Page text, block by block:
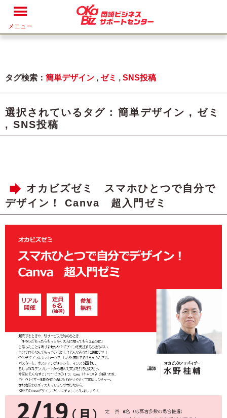
メニュー
タグ検索： 簡単デザイン , ゼミ , SNS投稿
選択されているタグ : 簡単デザイン , ゼミ
, SNS投稿
オカビズゼミ スマホひとつで自分で
デザイン！ Canva 超入門ゼミ